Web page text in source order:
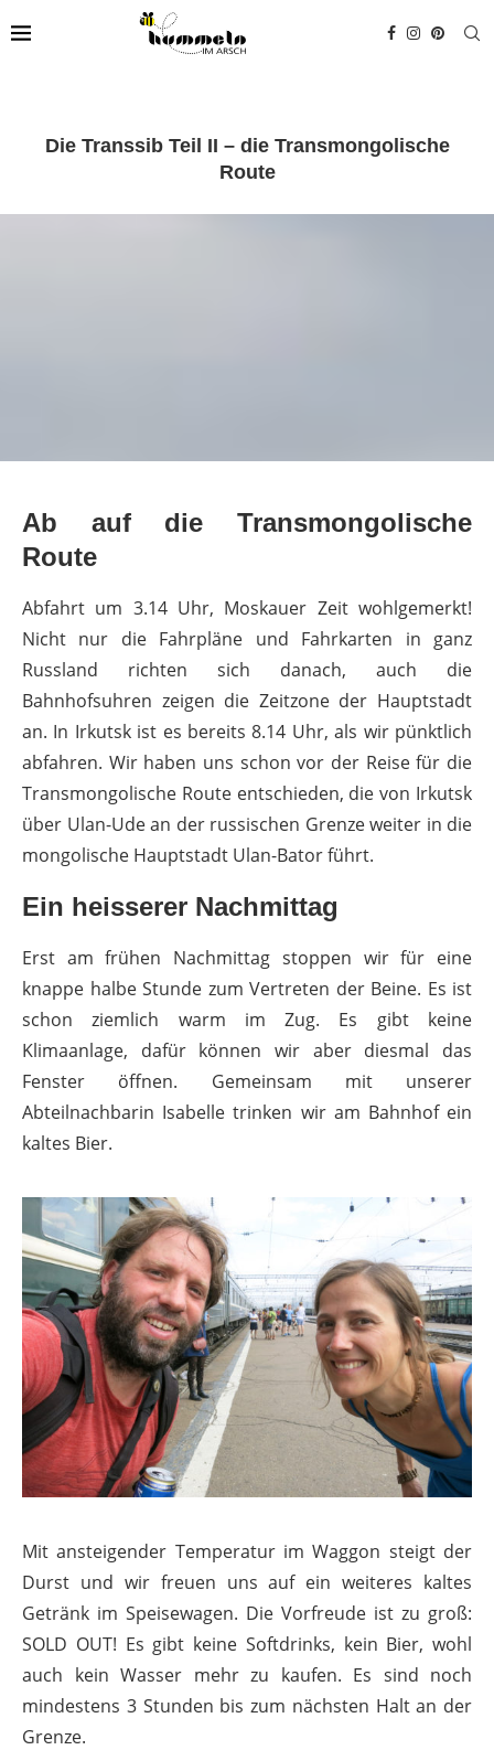
Die Transsib Teil II – die Transmongolische
Route
Ab auf die Transmongolische
Route
Abfahrt um 3.14 Uhr, Moskauer Zeit wohlgemerkt!
Nicht nur die Fahrpläne und Fahrkarten in ganz
Russland richten sich danach, auch die
Bahnhofsuhren zeigen die Zeitzone der Hauptstadt
an. In Irkutsk ist es bereits 8.14 Uhr, als wir pünktlich
abfahren. Wir haben uns schon vor der Reise für die
Transmongolische Route entschieden, die von Irkutsk
über Ulan-Ude an der russischen Grenze weiter in die
mongolische Hauptstadt Ulan-Bator führt.
Ein heisserer Nachmittag
Erst am frühen Nachmittag stoppen wir für eine
knappe halbe Stunde zum Vertreten der Beine. Es ist
schon ziemlich warm im Zug. Es gibt keine
Klimaanlage, dafür können wir aber diesmal das
Fenster öffnen. Gemeinsam mit unserer
Abteilnachbarin Isabelle trinken wir am Bahnhof ein
kaltes Bier.
Mit ansteigender Temperatur im Waggon steigt der
Durst und wir freuen uns auf ein weiteres kaltes
Getränk im Speisewagen. Die Vorfreude ist zu groß:
SOLD OUT! Es gibt keine Softdrinks, kein Bier, wohl
auch kein Wasser mehr zu kaufen. Es sind noch
mindestens 3 Stunden bis zum nächsten Halt an der
Grenze.